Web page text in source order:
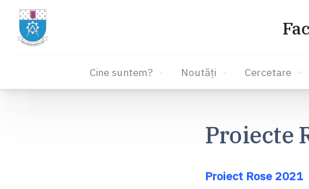
Cine suntem? Noutăți Cercetare
Proiecte
Proiect Rose 2021